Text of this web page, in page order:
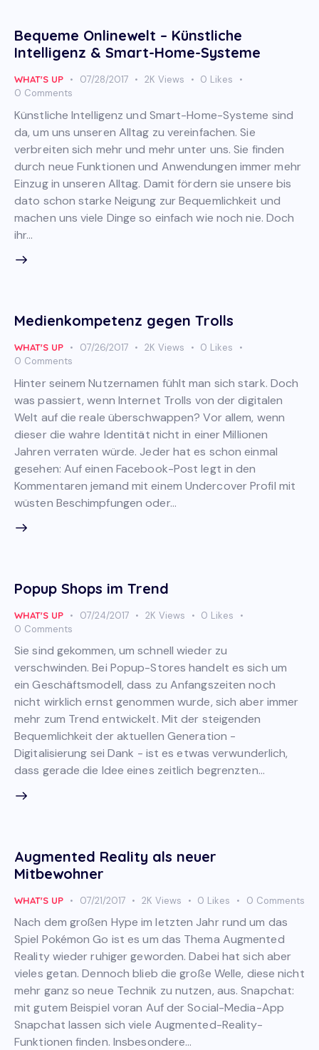
Bequeme Onlinewelt – Künstliche
Intelligenz & Smart-Home-Systeme
WHAT'S UP 07/28/2017 2K Views 0 Likes
0 Comments
Künstliche Intelligenz und Smart-Home-Systeme sind
da, um uns unseren Alltag zu vereinfachen. Sie
verbreiten sich mehr und mehr unter uns. Sie finden
durch neue Funktionen und Anwendungen immer mehr
Einzug in unseren Alltag. Damit fördern sie unsere bis
dato schon starke Neigung zur Bequemlichkeit und
machen uns viele Dinge so einfach wie noch nie. Doch
ihr…
Medienkompetenz gegen Trolls
WHAT'S UP 07/26/2017 2K Views 0 Likes
0 Comments
Hinter seinem Nutzernamen fühlt man sich stark. Doch
was passiert, wenn Internet Trolls von der digitalen
Welt auf die reale überschwappen? Vor allem, wenn
dieser die wahre Identität nicht in einer Millionen
Jahren verraten würde. Jeder hat es schon einmal
gesehen: Auf einen Facebook-Post legt in den
Kommentaren jemand mit einem Undercover Profil mit
wüsten Beschimpfungen oder…
Popup Shops im Trend
WHAT'S UP 07/24/2017 2K Views 0 Likes
0 Comments
Sie sind gekommen, um schnell wieder zu
verschwinden. Bei Popup-Stores handelt es sich um
ein Geschäftsmodell, dass zu Anfangszeiten noch
nicht wirklich ernst genommen wurde, sich aber immer
mehr zum Trend entwickelt. Mit der steigenden
Bequemlichkeit der aktuellen Generation -
Digitalisierung sei Dank - ist es etwas verwunderlich,
dass gerade die Idee eines zeitlich begrenzten…
Augmented Reality als neuer
Mitbewohner
WHAT'S UP 07/21/2017 2K Views 0 Likes 0 Comments
Nach dem großen Hype im letzten Jahr rund um das
Spiel Pokémon Go ist es um das Thema Augmented
Reality wieder ruhiger geworden. Dabei hat sich aber
vieles getan. Dennoch blieb die große Welle, diese nicht
mehr ganz so neue Technik zu nutzen, aus. Snapchat:
mit gutem Beispiel voran Auf der Social-Media-App
Snapchat lassen sich viele Augmented-Reality-
Funktionen finden. Insbesondere…